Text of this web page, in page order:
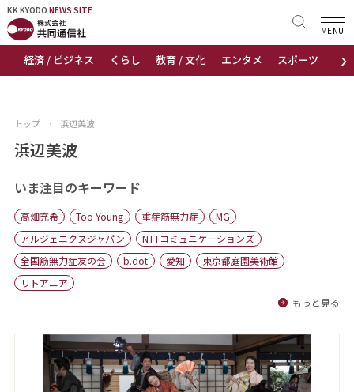
KK KYODO NEWS SITE
›
経済 / ビジネス くらし 教育 / 文化 エンタメ スポーツ 地域
MENU
KK KYODONEWS SITE
トップページ
ニュース
おすすめコンテンツ
出版物
会社概要
トップ › 浜辺美波
浜辺美波
いま注目のキーワード
高畑充希 Too Young 重症筋無力症
MG
アルジェニクスジャパン
NTTコミュニケーションズ
全国筋無力症友の会
b.dot 愛知
東京都庭園美術館
リトアニア
もっと見る